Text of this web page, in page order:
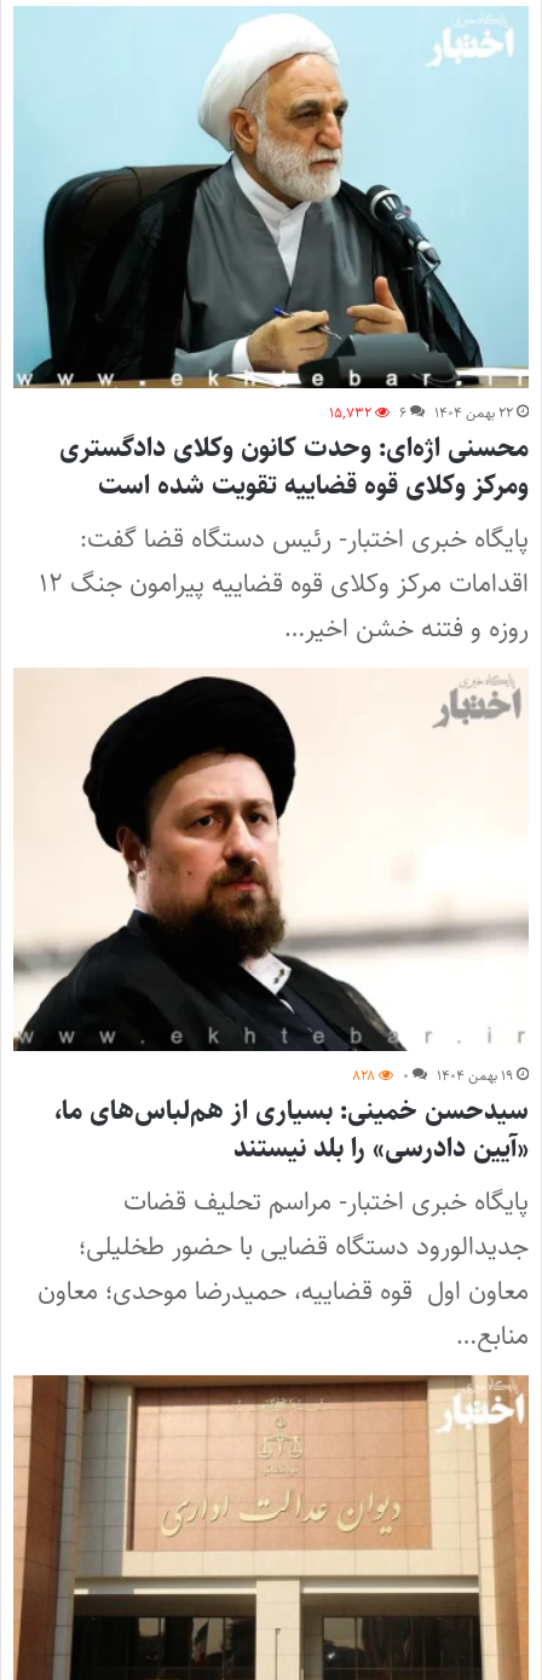
۲۲ بهمن ۱۴۰۴ ۶ ۱۵,۷۳۲
محسنی اژه‌ای: وحدت کانون وکلای دادگستری
ومرکز وکلای قوه قضاییه تقویت شده است
پایگاه خبری اختبار- رئیس دستگاه قضا گفت:
اقدامات مرکز وکلای قوه قضاییه پیرامون جنگ ۱۲
روزه و فتنه خشن اخیر…
۱۹ بهمن ۱۴۰۴ ۰ ۸۲۸
سیدحسن خمینی: بسیاری از هم‌لباس‌های ما،
«آیین دادرسی» را بلد نیستند
پایگاه خبری اختبار- مراسم تحلیف قضات
جدیدالورود دستگاه قضایی با حضور طخلیلی؛
معاون اول قوه قضاییه، حمیدرضا موحدی؛ معاون
منابع…